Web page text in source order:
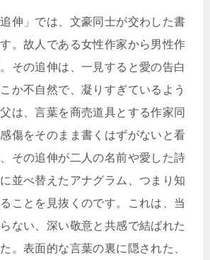
伸」では、文豪同士が交わした書
。故人である女性作家から男性作
その追伸は、一見すると愛の告白
か不自然で、凝りすぎているよう
は、言葉を商売道具とする作家同
傷をそのまま書くはずがないと看
その追伸が二人の名前や愛した詩
並べ替えたアナグラム、つまり知
ことを見抜くのです。これは、当
ない、深い敬意と共感で結ばれた
。表面的な言葉の裏に隠された、